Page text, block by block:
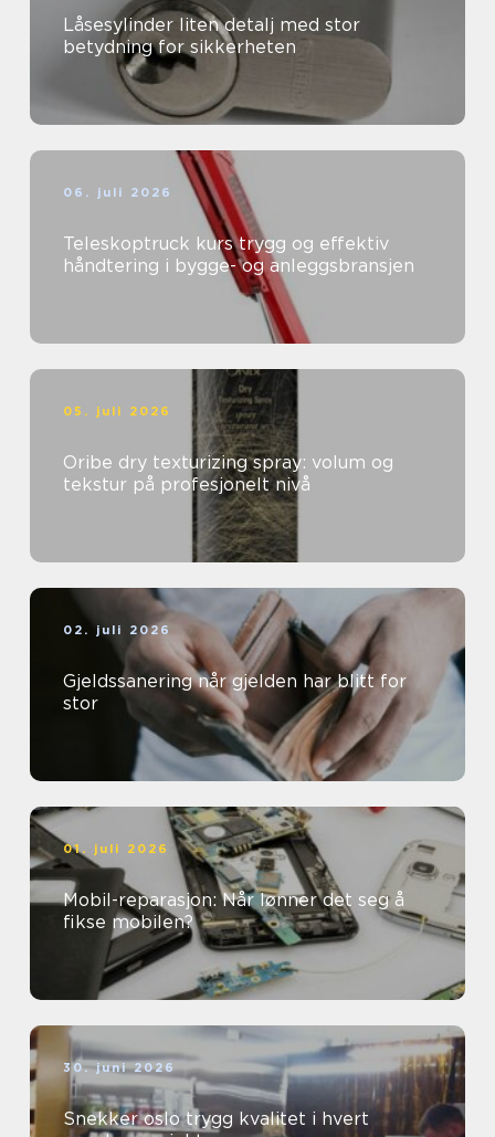
Låsesylinder liten detalj med stor
betydning for sikkerheten
06. juli 2026
Teleskoptruck kurs trygg og effektiv
håndtering i bygge- og anleggsbransjen
05. juli 2026
Oribe dry texturizing spray: volum og
tekstur på profesjonelt nivå
02. juli 2026
Gjeldssanering når gjelden har blitt for
stor
01. juli 2026
Mobil-reparasjon: Når lønner det seg å
fikse mobilen?
30. juni 2026
Snekker oslo trygg kvalitet i hvert